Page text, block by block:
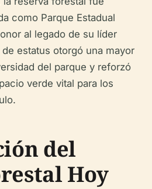
como Parque Estadual
al legado de su líder
estatus otorgó una mayor
del parque y reforzó
verde vital para los
del
Hoy